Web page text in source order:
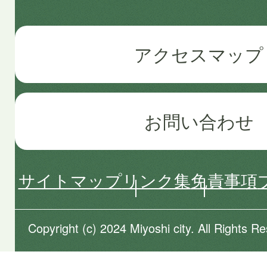
アクセスマップ
お問い合わせ
サイトマップリンク集免責事項
Copyright (c) 2024 Miyoshi city. All Rights